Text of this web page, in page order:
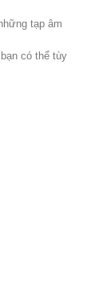
tạp âm
có thể tùy